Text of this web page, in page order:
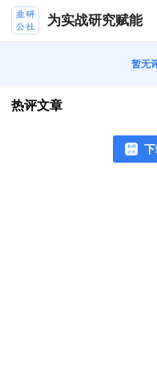
为实战研究赋能
暂无
热评文章